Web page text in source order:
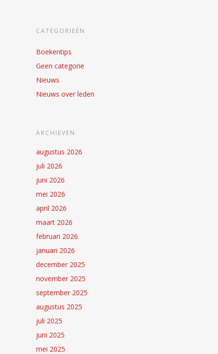
CATEGORIEËN
Boekentips
Geen categorie
Nieuws
Nieuws over leden
ARCHIEVEN
augustus 2026
juli 2026
juni 2026
mei 2026
april 2026
maart 2026
februari 2026
januari 2026
december 2025
november 2025
september 2025
augustus 2025
juli 2025
juni 2025
mei 2025